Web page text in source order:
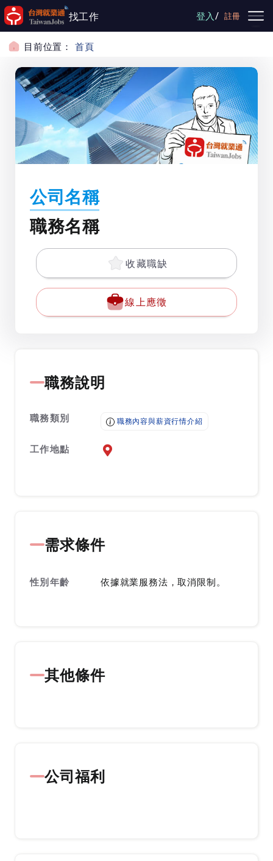
跳到主要內容
找工作 登入/ 註冊
目前位置： 首頁
公司名稱
職務名稱
收藏職缺
線上應徵
職務說明
職務類別 職務內容與薪資行情介紹
工作地點 前往查看地圖
需求條件
性別年齡 依據就業服務法，取消限制。
其他條件
公司福利